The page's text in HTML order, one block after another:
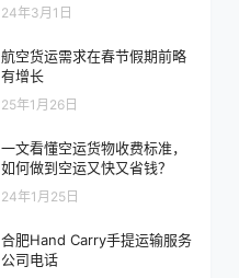
24年3月1日
航空货运需求在春节假期前略
有增长
25年1月26日
一文看懂空运货物收费标准，
如何做到空运又快又省钱？
24年1月25日
合肥Hand Carry手提运输服务
公司电话